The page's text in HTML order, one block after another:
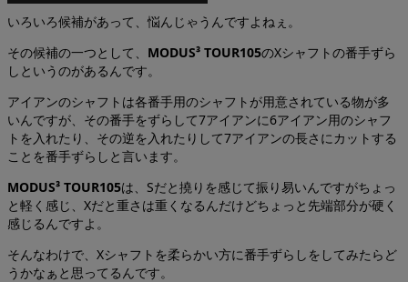
いろいろ候補があって、悩んじゃうんですよねぇ。
その候補の一つとして、 MODUS³ TOUR105のXシャフトの番手ずら
しというのがあるんです。
アイアンのシャフトは各番手用のシャフトが用意されている物が多
いんですが、その番手をずらして7アイアンに6アイアン用のシャフ
トを入れたり、その逆を入れたりして7アイアンの長さにカットする
ことを番手ずらしと言います。
MODUS³ TOUR105は、Sだと撓りを感じて振り易いんですがちょっ
と軽く感じ、Xだと重さは重くなるんだけどちょっと先端部分が硬く
感じるんですよ。
そんなわけで、Xシャフトを柔らかい方に番手ずらしをしてみたらど
うかなぁと思ってるんです。